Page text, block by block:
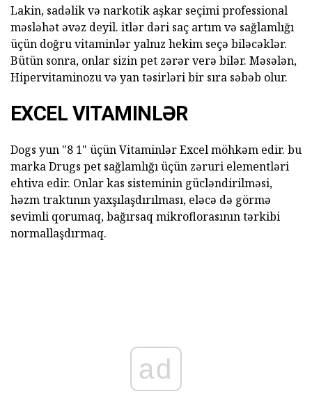
Lakin, sadəlik və narkotik aşkar seçimi professional
məsləhət əvəz deyil. itlər dəri saç artım və sağlamlığı
üçün doğru vitaminlər yalnız hekim seçə biləcəklər.
Bütün sonra, onlar sizin pet zərər verə bilər. Məsələn,
Hipervitaminozu və yan təsirləri bir sıra səbəb olur.
EXCEL VITAMINLƏR
Dogs yun "8 1" üçün Vitaminlər Excel möhkəm edir. bu
marka Drugs pet sağlamlığı üçün zəruri elementləri
ehtiva edir. Onlar kas sisteminin gücləndirilməsi,
həzm traktının yaxşılaşdırılması, eləcə də görmə
sevimli qorumaq, bağırsaq mikroflorasının tərkibi
normallaşdırmaq.
ad